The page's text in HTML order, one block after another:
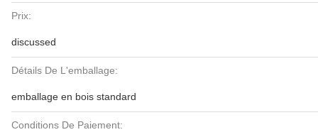
Prix:
discussed
Détails De L'emballage:
emballage en bois standard
Conditions De Paiement: